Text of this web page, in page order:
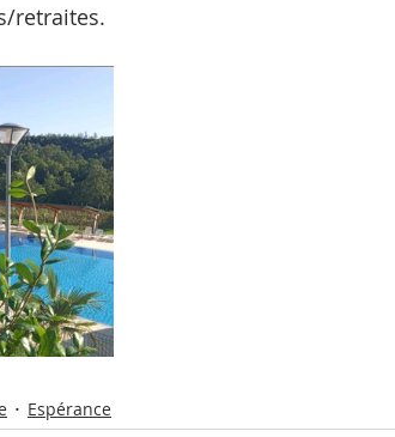
retraites.
Espérance